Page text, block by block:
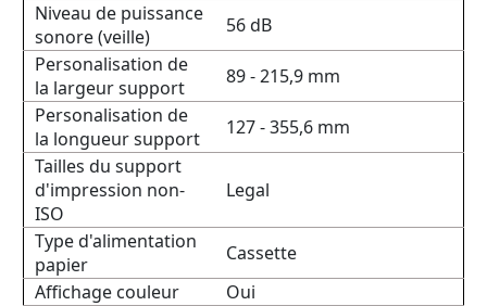
Niveau de puissance
sonore (veille)
56 dB
Personalisation de
la largeur support
89 - 215,9 mm
Personalisation de
la longueur support
127 - 355,6 mm
Tailles du support
d'impression non-
ISO
Legal
Type d'alimentation
papier
Cassette
Affichage couleur
Oui